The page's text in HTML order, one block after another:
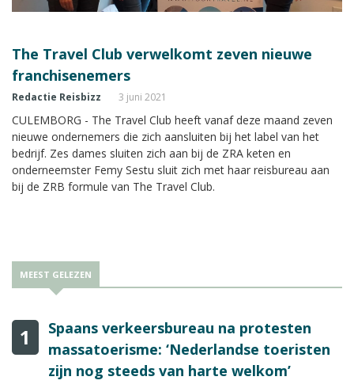
The Travel Club verwelkomt zeven nieuwe
franchisenemers
Redactie Reisbizz 3 juni 2021
CULEMBORG - The Travel Club heeft vanaf deze maand zeven
nieuwe ondernemers die zich aansluiten bij het label van het
bedrijf. Zes dames sluiten zich aan bij de ZRA keten en
onderneemster Femy Sestu sluit zich met haar reisbureau aan
bij de ZRB formule van The Travel Club.
MEEST GELEZEN
1
Spaans verkeersbureau na protesten
massatoerisme: ‘Nederlandse toeristen
zijn nog steeds van harte welkom’